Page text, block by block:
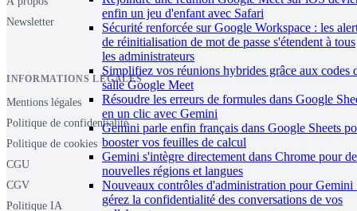
enfin un jeu d'enfant avec Safari
Sécurité renforcée sur Google Workspace : les
de réinitialisation de mot de passe s'étendent à tous
les administrateurs
Simplifiez vos réunions hybrides grâce aux codes
salle Google Meet
Résoudre les erreurs de formules dans Google
en un clic avec Gemini
Gemini parle enfin français dans Google Sheets
booster vos feuilles de calcul
Gemini s'intègre directement dans Chrome pour de
nouvelles régions et langues
Nouveaux contrôles d'administration pour Gemini
gérez la confidentialité des conversations de vos
Newsletter
INFORMATIONS LÉGALES
Mentions légales
Politique de confidentialité
Politique de cookies
CGU
CGV
Politique IA